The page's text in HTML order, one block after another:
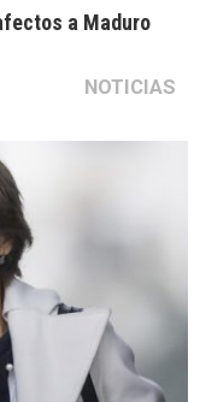
a Maduro
NOTICIAS